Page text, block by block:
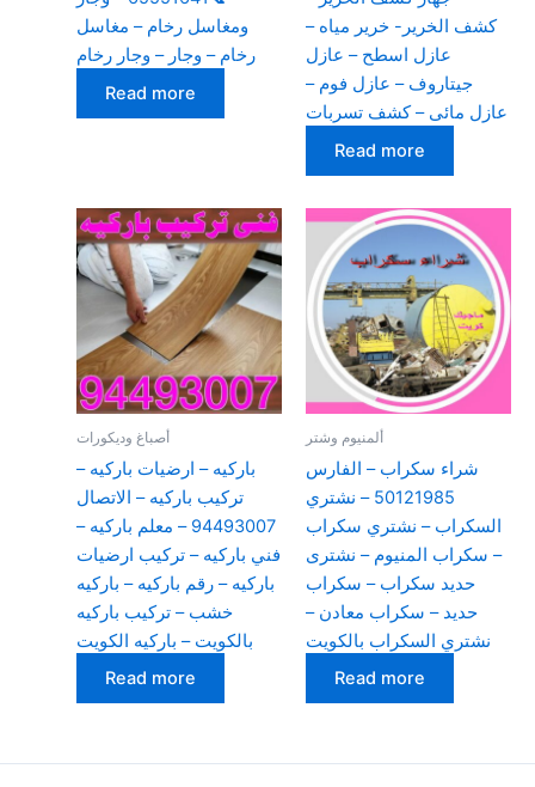
ومغاسل رخام – مغاسل
رخام – وجار – وجار رخام
Read more
كشف الخرير- خرير مياه –
عازل اسطح – عازل
جيتاروف – عازل فوم –
عازل مائى – كشف تسربات
Read more
أصباغ وديكورات
باركيه – ارضيات باركيه –
تركيب باركيه – الاتصال
94493007 – معلم باركيه –
فني باركيه – تركيب ارضيات
باركيه – رقم باركيه – باركيه
خشب – تركيب باركيه
بالكويت – باركيه الكويت
Read more
ألمنيوم وشتر
شراء سكراب – الفارس
50121985 – نشتري
السكراب – نشتري سكراب
– سكراب المنيوم – نشترى
حديد سكراب – سكراب
حديد – سكراب معادن –
نشتري السكراب بالكويت
Read more